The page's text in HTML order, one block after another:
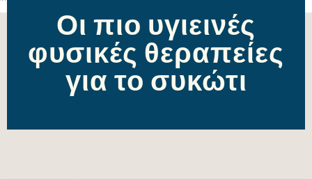
Οι πιο υγιεινές
φυσικές θεραπείες
για το συκώτι